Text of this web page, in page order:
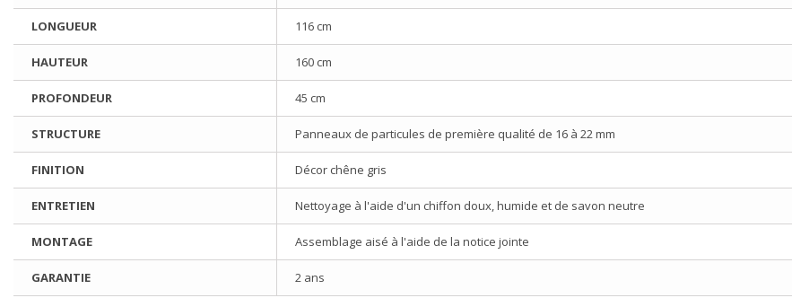
LONGUEUR 116 cm
HAUTEUR 160 cm
PROFONDEUR 45 cm
STRUCTURE Panneaux de particules de première qualité de 16 à 22 mm
FINITION Décor chêne gris
ENTRETIEN Nettoyage à l'aide d'un chiffon doux, humide et de savon neutre
MONTAGE Assemblage aisé à l'aide de la notice jointe
GARANTIE 2 ans